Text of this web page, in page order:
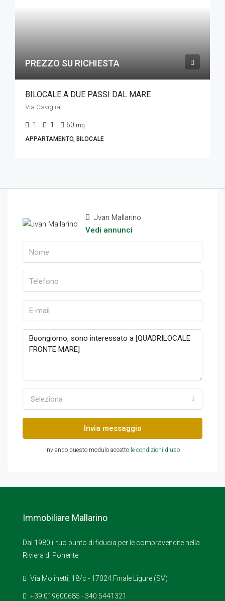
PREZZO SU RICHIESTA
BILOCALE A DUE PASSI DAL MARE
Via Caviglia
1 1 60 mq
APPARTAMENTO, BILOCALE
Jvan Mallarino
Vedi annunci
Seleziona
Invia messaggio
Inviando questo modulo accetto le condizioni d'uso
Immobiliare Mallarino
Dal 1980 il tuo punto di fiducia per le compravendite nella
Riviera di Ponente
Via Molinetti, 18/c - 17024 Finale Ligure (SV)
+39 019600685 - 340 5441321